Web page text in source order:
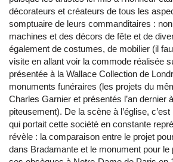
décorateurs et créateurs de tous les
somptuaire de leurs commanditaires :
machines et des décors de fête et de
également de costumes, de mobilier (il
visite en allant voir la commode réalisée
présentée à la Wallace Collection de
monuments funéraires (les projets du
Charles Garnier et présentés l’an dernier
piteusement). De la scène à l’église,
qui portait cette société en constante
révèle : la comparaison entre le projet
dans Bradamante et le monument pour le